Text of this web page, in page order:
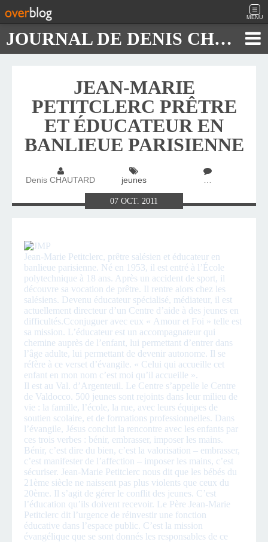
MENU
JOURNAL DE DENIS CHAUTARD
JEAN-MARIE
PETITCLERC PRÊTRE
ET ÉDUCATEUR EN
BANLIEUE PARISIENNE
Denis CHAUTARD jeunes …
07 OCT. 2011
Jean-Marie Petitclerc, prêtre salésien et éducateur en
banlieue parisienne. Né en 1953, il est entré à l’École
polytechnique à 18 ans. Après un accident de sport, il
découvre sa vocation de prêtre. Il rentre alors chez les
salésiens. Devenu éducateur spécialisé, médiateur, il est
actuellement directeur d’un Centre d’aide à des jeunes en
difficultés.Cconjuguer avec eux « Amour et Foi » telle est
sa mission. L’éducateur est un accompagnateur qui
chemine auprès de l’enfant, lui permettant d’entrer dans
l’âge adulte, lui permettant de devenir autonome. Il se
réfère à ce verset d’évangile. « Celui qui accueille cet
enfant en mon nom c’est moi qu’il accueille ».
Il est au Val. d’Argenteuil. Le Centre s’appelle le Centre
de Valdocco. 500 jeunes sont rejoints dans leur milieu de
vie : la famille, l’école, la rue, avec leurs équipes de
soutien scolaire, et de formations professionnelles. Dans
l’évangile, Jésus conclut la rencontre avec les enfants par
ces trois verbes : bénir, embrasser, imposer les mains.
Bénir, c’est dire du bien, c’est la valorisation – embrasser,
c’est manifester de l’affection – imposer les mains, c’est
sécuriser. Jean-Marie Petitclerc nous dit que les bébés du
21ème siècle ne naissent pas plus violents que ceux du
20ème. Il s’agit de gérer le conflit des jeunes. C’est
l’éducation qu’ils doivent recevoir. Le Père Jean-Marie
Petitclerc dit l’urgence de réinvestir une fonction
éducative dans l’espace public. C’est la mission
évangélique que se sont donnés les responsables de ce